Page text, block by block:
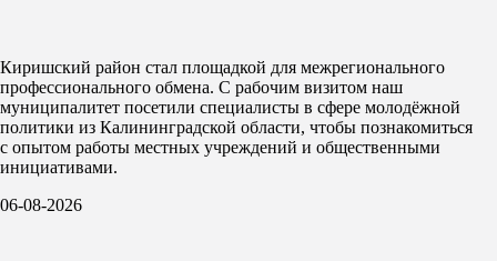
Киришский район стал площадкой для межрегионального
профессионального обмена. С рабочим визитом наш
муниципалитет посетили специалисты в сфере молодёжной
политики из Калининградской области, чтобы познакомиться
с опытом работы местных учреждений и общественными
инициативами.
06-08-2026